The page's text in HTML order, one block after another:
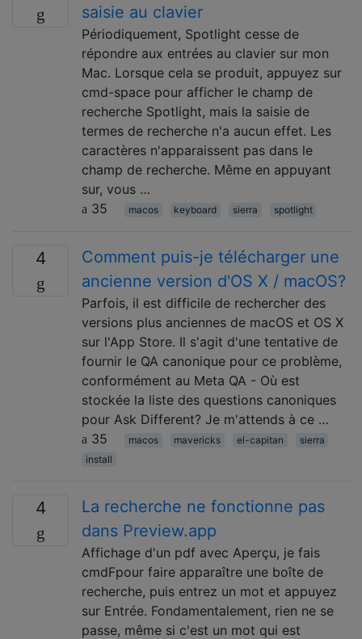
saisie au clavier
Périodiquement, Spotlight cesse de
répondre aux entrées au clavier sur mon
Mac. Lorsque cela se produit, appuyez sur
cmd-space pour afficher le champ de
recherche Spotlight, mais la saisie de
termes de recherche n'a aucun effet. Les
caractères n'apparaissent pas dans le
champ de recherche. Même en appuyant
sur, vous …
35
macos keyboard sierra spotlight
4
Comment puis-je télécharger une
ancienne version d'OS X / macOS?
Parfois, il est difficile de rechercher des
versions plus anciennes de macOS et OS X
sur l'App Store. Il s'agit d'une tentative de
fournir le QA canonique pour ce problème,
conformément au Meta QA - Où est
stockée la liste des questions canoniques
pour Ask Different? Je m'attends à ce …
35
macos mavericks el-capitan
sierra
install
4
La recherche ne fonctionne pas
dans Preview.app
Affichage d'un pdf avec Aperçu, je fais
cmdFpour faire apparaître une boîte de
recherche, puis entrez un mot et appuyez
sur Entrée. Fondamentalement, rien ne se
passe, même si c'est un mot qui est